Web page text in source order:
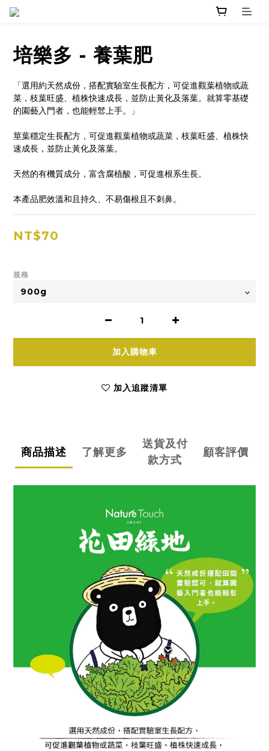
培樂多 - 養葉肥
「選用約天然成份，搭配實驗室生長配方，可促進觀葉植物或蔬
菜，枝葉旺盛、植株快速成長，並防止黃化及落葉。就算零基礎
的園藝入門者，也能輕䯳上手。」
莖葉穩定生長配方，可促進觀葉植物或蔬菜，枝葉旺盛、植株快
速成長，並防止黃化及落葉。
天然的有機質成分，富含腐植酸，可促進根系生長。
本產品肥效溫和且持久、不易傷根且不刺鼻。
NT$70
規格
加入購物車
加入追蹤清單
商品描述 了解更多
送貨及付
款方式
顧客評價